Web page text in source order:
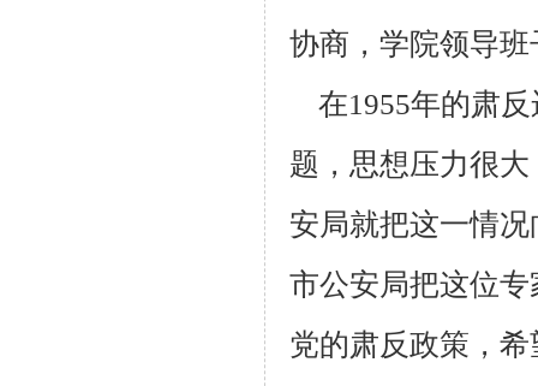
协商， 学院领导
在1955年的肃反
题，思想压力很
安局就把这一情况
市公安局把这位
党的肃反政策，